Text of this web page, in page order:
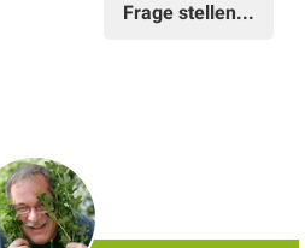
Frage stellen...